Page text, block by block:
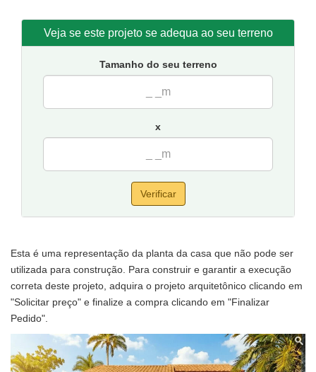
Sugestão de terreno para implantação: 10 metros de frente
por 20 metros de fundos.
Veja se este projeto se adequa ao seu terreno
Tamanho do seu terreno
x
Verificar
Esta é uma representação da planta da casa que não pode ser
utilizada para construção. Para construir e garantir a execução
correta deste projeto, adquira o projeto arquitetônico clicando em
"Solicitar preço" e finalize a compra clicando em "Finalizar
Pedido".